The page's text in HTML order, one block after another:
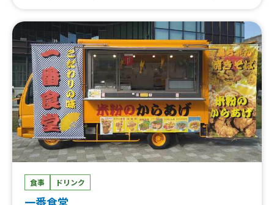
串、飛騨豚ロース串、飛騨牛フランク、飛騨豚ロースステ
ーキ、飛騨豚ひとくちブタカツ、飛騨牛ミンチカツ、A5ご
褒美ステーキ串、国産和牛一口ステーキ串、トルネードポ
テト、病みつき！皮付き！フレンチフライ！、じゃがバタ
ー、ガーリックシュリンプ丼、エビマヨ串、海鮮串、超ジ
ャンボフランク、ぐるぐるフランク、ふわもちアイスバ
ー、米粉スティックチュロス(シュガー)、米粉スティック
チュロス(シナモン)、米粉スティックチュロス(抹茶)、米
粉スティックチュロス(ホワイトチョコ)、米粉ハートチュ
ロス(シュガー)、米粉ハートチュロス(シナモン)、米粉ハ
ートチュロス(抹茶)、米粉ハートチュロス(ホワイトチョ
コ)、クレープ(シュガーバター)、岐阜イチゴのストロベリ
ーチョコレート、削りイチゴ、FUJIYAMAかき氷5種、FUJI
YAMAかき氷、てっぺんかき氷、シャリシャリみかん、わ
らび餅パフェ、冷やしパイン、生ビール（アサヒスーパー
食事 ドリンク